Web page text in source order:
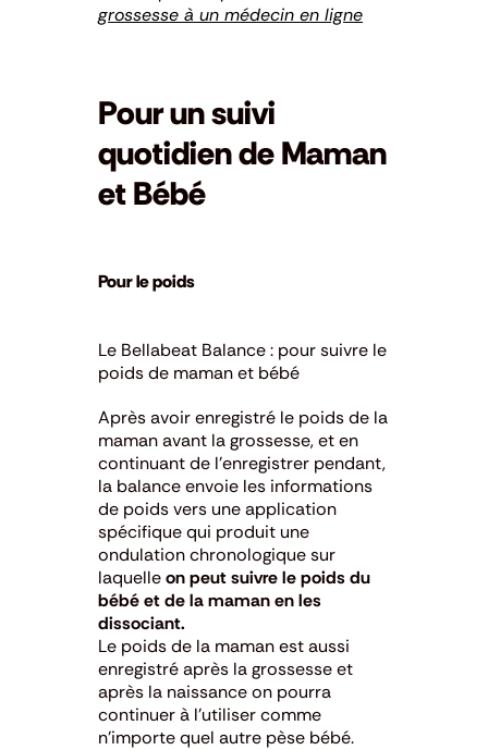
grossesse à un médecin en ligne
Pour un suivi
quotidien de Maman
et Bébé
Pour le poids
Le Bellabeat Balance : pour suivre le
poids de maman et bébé
Après avoir enregistré le poids de la
maman avant la grossesse, et en
continuant de l’enregistrer pendant,
la balance envoie les informations
de poids vers une application
spécifique qui produit une
ondulation chronologique sur
laquelleon peut suivre le poids du
bébé et de la maman en les
dissociant.
Le poids de la maman est aussi
enregistré après la grossesse et
après la naissance on pourra
continuer à l’utiliser comme
n’importe quel autre pèse bébé.